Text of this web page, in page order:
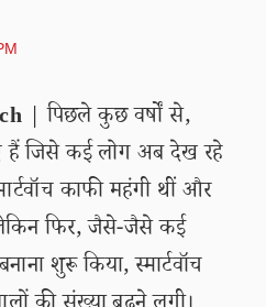
| पिछले कुछ वर्षों से,
हैं जिसे कई लोग अब देख रहे
काफी महंगी थीं और
फिर, जैसे-जैसे कई
शुरू किया, स्मार्टवॉच